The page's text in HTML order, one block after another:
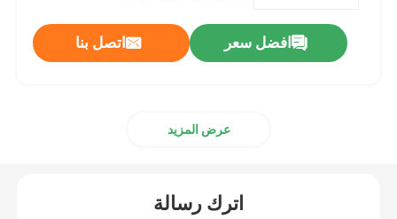
افضل سعر اتصل بنا
عرض المزيد
اترك رسالة